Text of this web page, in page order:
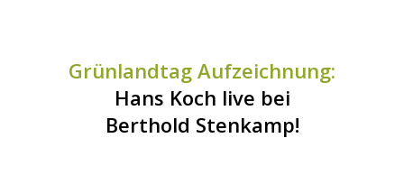
Grünlandtag Aufzeichnung:
Hans Koch live bei
Berthold Stenkamp!